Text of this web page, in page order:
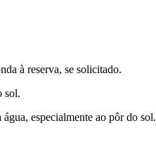
à reserva, se solicitado.
sol.
especialmente ao pôr do sol.